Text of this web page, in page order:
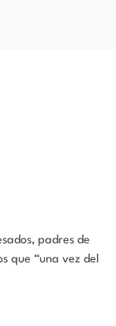
padres de
que “una vez del